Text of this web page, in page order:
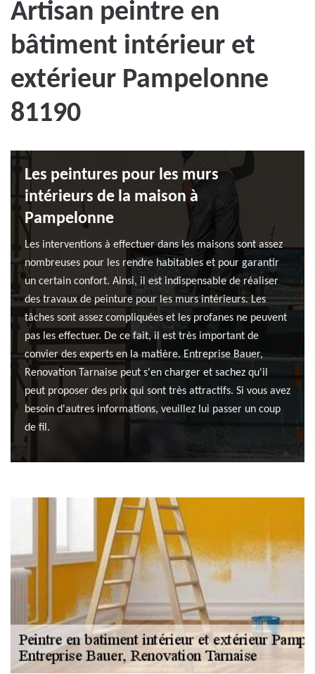
Artisan peintre en
bâtiment intérieur et
extérieur Pampelonne
81190
Les peintures pour les murs
intérieurs de la maison à
Pampelonne
Les interventions à effectuer dans les maisons sont assez
nombreuses pour les rendre habitables et pour garantir
un certain confort. Ainsi, il est indispensable de réaliser
des travaux de peinture pour les murs intérieurs. Les
tâches sont assez compliquées et les profanes ne peuvent
pas les effectuer. De ce fait, il est très important de
convier des experts en la matière. Entreprise Bauer,
Renovation Tarnaise peut s'en charger et sachez qu'il
peut proposer des prix qui sont très attractifs. Si vous avez
besoin d'autres informations, veuillez lui passer un coup
de fil.